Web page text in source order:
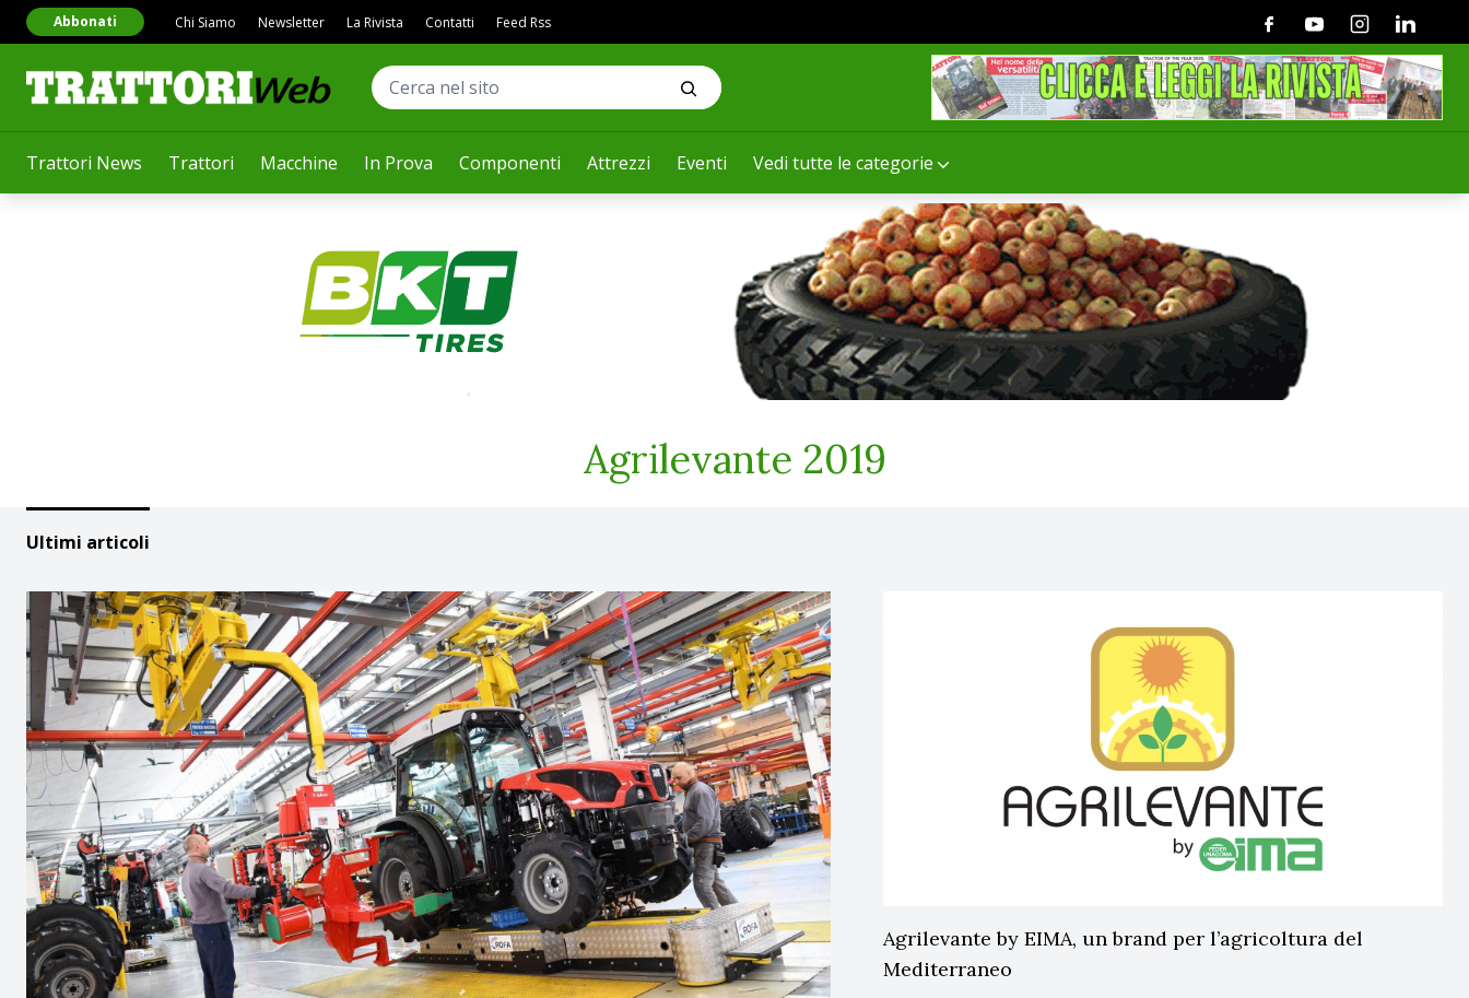
Trattori News Trattori Macchine In Prova Componenti Attrezzi Eventi Vedi tutte le categorie
Abbonati Chi Siamo Newsletter La Rivista Contatti Feed Rss FacebookYoutubeInstagramLinkedin
Agrilevante 2019
Ultimi articoli
Agrilevante by EIMA, un brand per l’agricoltura del
Mediterraneo